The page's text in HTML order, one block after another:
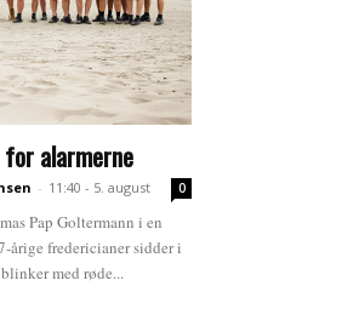
for alarmerne
- 11:40 - 5. august 0
Pap Goltermann i en
årige fredericianer sidder i
med røde...